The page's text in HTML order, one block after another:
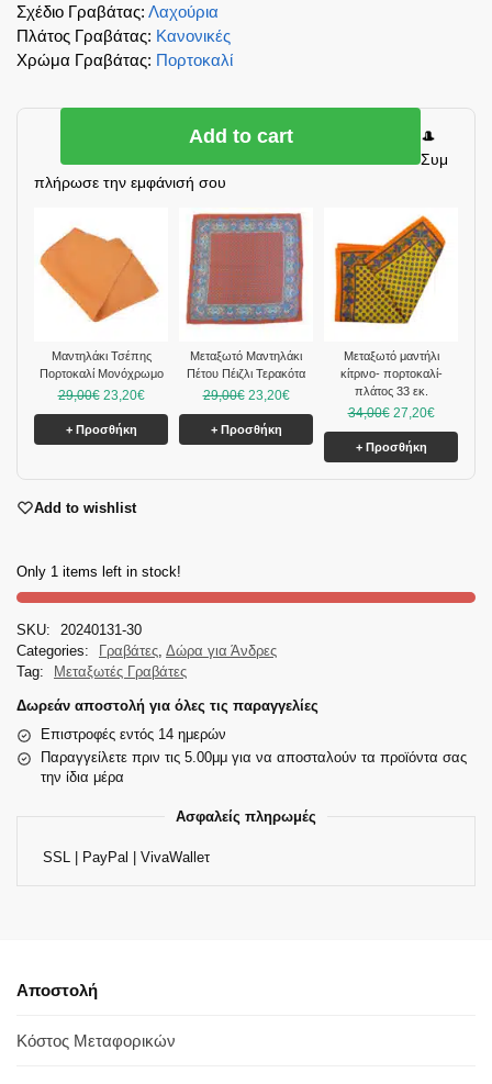
Σχέδιο Γραβάτας: Λαχούρια
Πλάτος Γραβάτας: Κανονικές
Χρώμα Γραβάτας: Πορτοκαλί
Add to cart
🎩
Συμ
πλήρωσε την εμφάνισή σου
Μαντηλάκι Τσέπης
Πορτοκαλί Μονόχρωμο
29,00€ 23,20€
+ Προσθήκη
Μεταξωτό Μαντηλάκι
Πέτου Πέιζλι Τερακότα
29,00€ 23,20€
+ Προσθήκη
Mεταξωτό μαντήλι
κίτρινο- πορτοκαλί-
πλάτος 33 εκ.
34,00€ 27,20€
+ Προσθήκη
Add to wishlist
Only 1 items left in stock!
SKU:
20240131-30
Categories:
Γραβάτες, Δώρα για Άνδρες
Tag:
Μεταξωτές Γραβάτες
Δωρεάν αποστολή για όλες τις παραγγελίες
Επιστροφές εντός 14 ημερών
Παραγγείλετε πριν τις 5.00μμ για να αποσταλούν τα προϊόντα σας
την ίδια μέρα
Ασφαλείς πληρωμές
SSL | PayPal | VivaWalleτ
Αποστολή
Κόστος Μεταφορικών